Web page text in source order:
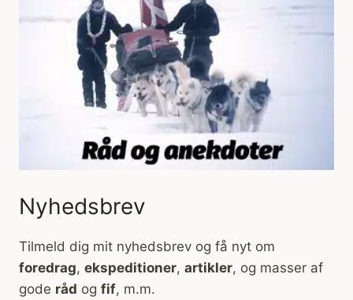
Nyhedsbrev
Tilmeld dig mit nyhedsbrev og få nyt om
foredrag, ekspeditioner, artikler, og masser af
gode råd og fif, m.m.